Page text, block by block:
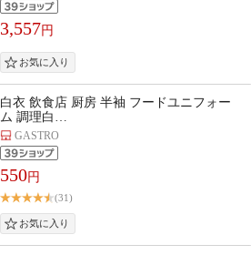
3,557円
白衣 飲食店 厨房 半袖 フードユニフォー
ム 調理白…
GASTRO
550円
(31)